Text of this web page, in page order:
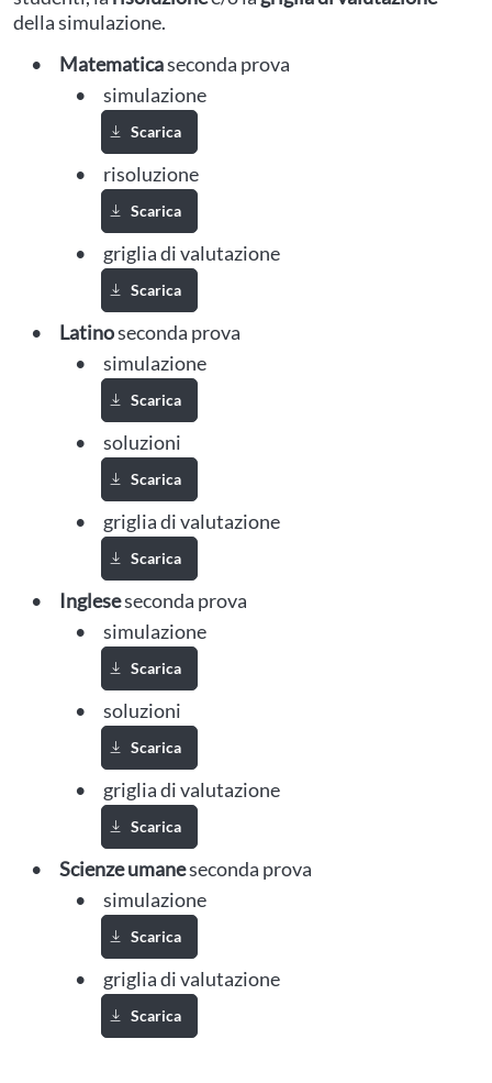
della simulazione.
Matematicaseconda prova
simulazione
Scarica
Scarica Simulazione Matematica seconda prova
risoluzione
Scarica
Scarica Soluzione Matematica seconda prova
griglia di valutazione
Scarica
Scarica Griglia di valutazione Matematica seconda
Latinoseconda prova
simulazione
Scarica
Scarica Simulazione Latino seconda prova
soluzioni
Scarica
Scarica Soluzioni Latino seconda prova
griglia di valutazione
Scarica
Scarica Griglia di valutazione Latino seconda prova
Ingleseseconda prova
simulazione
Scarica
Scarica Simulazione Inglese liceo linguistico
soluzioni
Scarica
Scarica Soluzioni Inglese liceo linguistico seconda
griglia di valutazione
Scarica
Scarica Griglia di valutazione Inglese liceo
Scienze umaneseconda prova
simulazione
Scarica
Scarica Simulazione Scienze umane seconda prova
griglia di valutazione
Scarica
Scarica Griglia di valutazione Scienze umane